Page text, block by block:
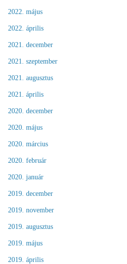
2022. május
2022. április
2021. december
2021. szeptember
2021. augusztus
2021. április
2020. december
2020. május
2020. március
2020. február
2020. január
2019. december
2019. november
2019. augusztus
2019. május
2019. április